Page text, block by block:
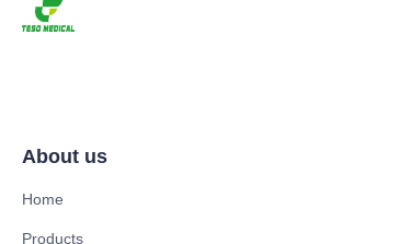
About us
Home
Products